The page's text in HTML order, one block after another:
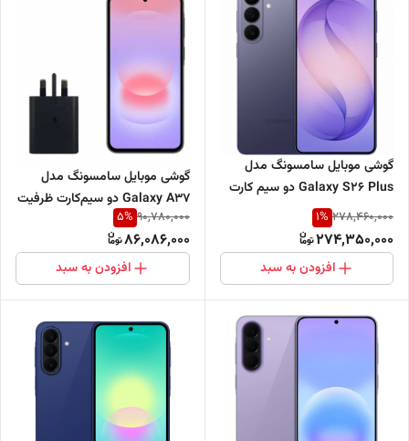
گوشی موبایل سامسونگ مدل
Galaxy S26 Plus دو سیم کارت
گیگابایت - ویتنام - ریجستر شده
278,460,000
1%
274,350,000
افزودن به سبد
گوشی موبایل سامسونگ مدل
Galaxy A37 دو سیم‌کارت ظرفیت
ویتنام - همراه با شارژر 45 وات
90,780,000
5%
86,086,000
افزودن به سبد